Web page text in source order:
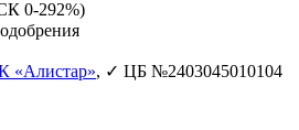
0-292%)
, ✓ ЦБ №2403045010104